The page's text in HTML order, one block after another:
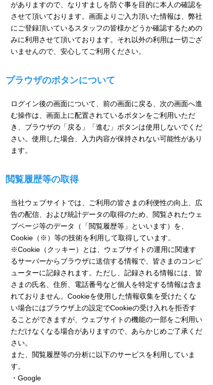
がありますので、なりすましを防ぐ事を目的に本人の確認を
させて頂いております。画面よりご入力頂いた情報は、弊社
にご登録頂いているスタッフの皆様かどうか確認するための
みに利用させて頂いております。それ以外の利用は一切ござ
いませんので、安心してご利用ください。
プラウザのボタンについて
ログイン後の画面について、前の画面に戻る、次の画面へ進
む操作は、画面上に配置されているボタンをご利用いただ
き、ブラウザの「戻る」「進む」ボタンは使用しないでくだ
さい。使用した場合、入力内容が保持されない可能性があり
ます。
閲覧履歴等の取得
当社ウェブサイトでは、ご利用の皆さまの利便性の向上、広
告の配信、および統計データの取得のため、閲覧されたウェ
ブページ等のデータ（「閲覧履歴等」といいます）を、
Cookie（※）等の技術を利用して取得しています。
※Cookie（クッキー）とは、ウェブサイトの運用に関連す
るサーバーからブラウザに送信する情報で、皆さまのコンピ
ューターに記録されます。ただし、記録される情報には、皆
さまの氏名、住所、電話番号など個人を特定する情報は含ま
れておりません。Cookieを使用した情報収集を受けたくな
い場合にはブラウザ上の設定でCookieの受け入れを拒否す
ることができますが、ウェブサイトの機能の一部をご利用い
ただけなくなる場合がありますので、あらかじめご了承くだ
さい。
また、閲覧履歴等の分析に以下のサービスを利用していま
す。
・Google